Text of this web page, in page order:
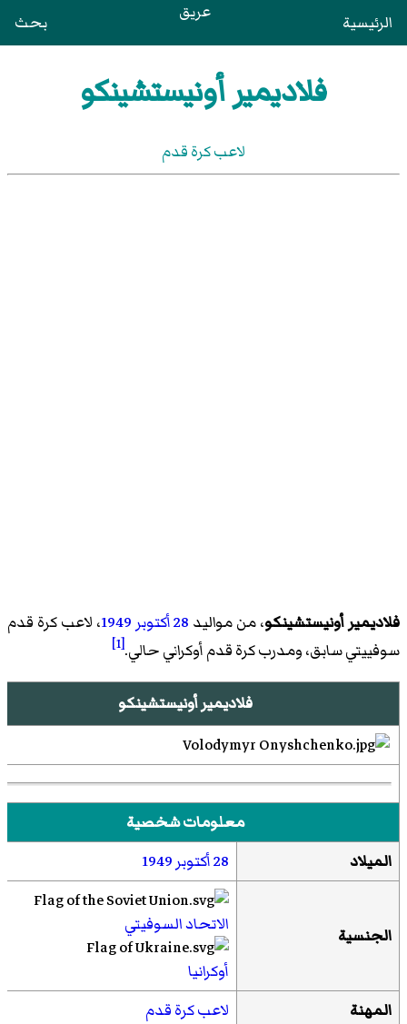
الرئيسية عريق بحث
فلاديمير أونيستشينكو
لاعب كرة قدم
فلاديمير أونيستشينكو، من مواليد 28 أكتوبر 1949، لاعب كرة قدم
سوفييتي سابق، ومدرب كرة قدم أوكراني حالي.[1]
فلاديمير أونيستشينكو
معلومات شخصية
الميلاد
28 أكتوبر 1949
الجنسية
الاتحاد السوفيتي
أوكرانيا
المهنة
لاعب كرة قدم